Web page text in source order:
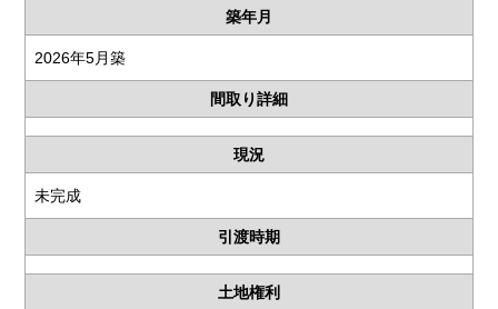
築年月
2026年5月築
間取り詳細
現況
未完成
引渡時期
土地権利